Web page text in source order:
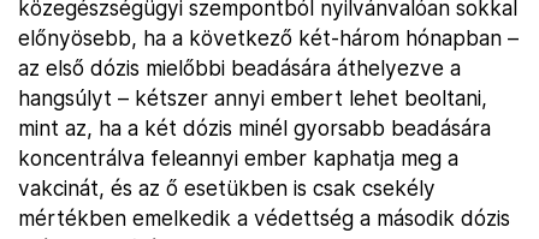
közegészségügyi szempontból nyilvánvalóan sokkal
előnyösebb, ha a következő két-három hónapban –
az első dózis mielőbbi beadására áthelyezve a
hangsúlyt – kétszer annyi embert lehet beoltani,
mint az, ha a két dózis minél gyorsabb beadására
koncentrálva feleannyi ember kaphatja meg a
vakcinát, és az ő esetükben is csak csekély
mértékben emelkedik a védettség a második dózis